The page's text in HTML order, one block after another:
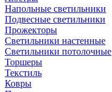
Напольные светильники
Подвесные светильники
Прожекторы
Светильники настенные
Светильники потолочные
Торшеры
Текстиль
Ковры